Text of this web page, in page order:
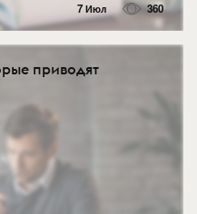
7 Июл 360
приводят